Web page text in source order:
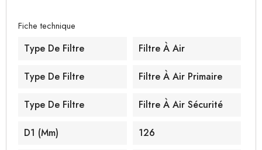
Fiche technique
Type De Filtre Filtre À Air
Type De Filtre Filtre À Air Primaire
Type De Filtre Filtre À Air Sécurité
D1 (mm) 126